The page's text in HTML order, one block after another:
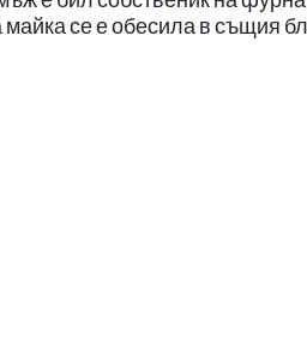
се е обесила в същия